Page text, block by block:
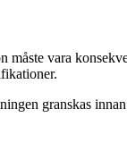
vara
granskas